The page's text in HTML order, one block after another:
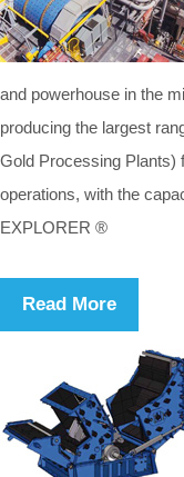
and powerhouse in the
producing the largest
Gold Processing Plants)
operations, with the
EXPLORER ®
Read More